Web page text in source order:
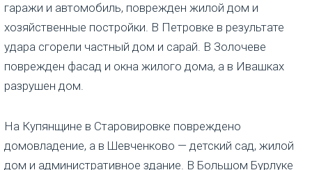
гаражи и автомобиль, поврежден жилой дом и
хозяйственные постройки. В Петровке в результате
удара сгорели частный дом и сарай. В Золочеве
поврежден фасад и окна жилого дома, а в Ивашках
разрушен дом.
На Купянщине в Старовировке повреждено
домовладение, а в Шевченково — детский сад, жилой
дом и административное здание. В Большом Бурлуке